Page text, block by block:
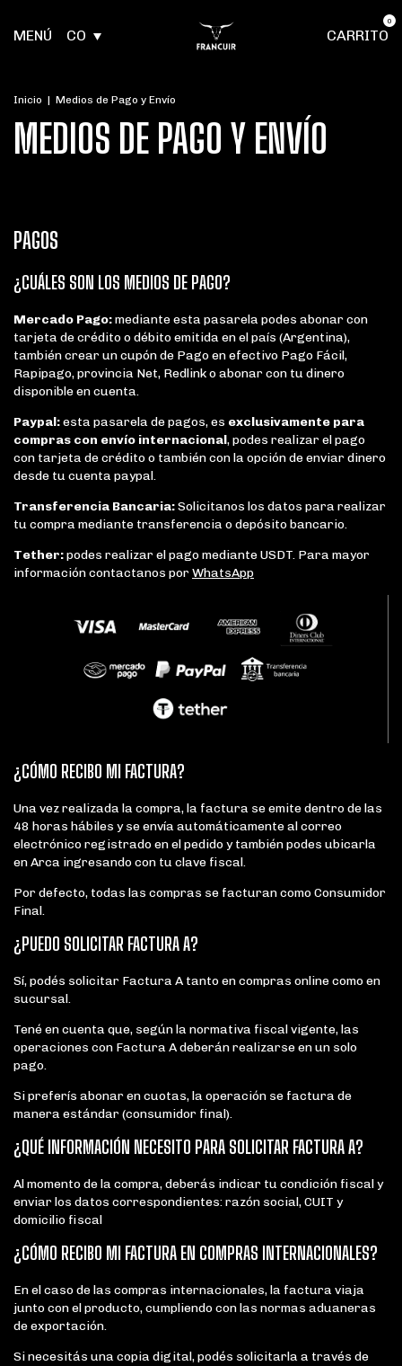
MENÚ CO CARRITO
0
Inicio | Medios de Pago y Envío
MEDIOS DE PAGO Y ENVÍO
PAGOS
¿CUÁLES SON LOS MEDIOS DE PAGO?​
Mercado Pago:mediante esta pasarela podes abonar con
tarjeta de crédito o débito emitida en el país (Argentina),
también crear un cupón de Pago en efectivo Pago Fácil,
Rapipago, provincia Net, Redlink o abonar con tu dinero
disponible en cuenta.
Paypal:esta pasarela de pagos, es exclusivamente para
compras con envío internacional, podes realizar el pago
con tarjeta de crédito o también con la opción de enviar dinero
desde tu cuenta paypal.
Transferencia Bancaria:Solicitanos los datos para realizar
tu compra mediante transferencia o depósito bancario.
Tether:podes realizar el pago mediante USDT. Para mayor
información contactanos porWhatsApp
¿CÓMO RECIBO MI FACTURA?
Una vez realizada la compra, la factura se emite dentro de las
48 horas hábiles y se envía automáticamente al correo
electrónico registrado en el pedido y también podes ubicarla
en Arca ingresando con tu clave fiscal.
Por defecto, todas las compras se facturan como Consumidor
Final.
¿PUEDO SOLICITAR FACTURA A?
Sí, podés solicitar Factura A tanto en compras online como en
sucursal.
Tené en cuenta que, según la normativa fiscal vigente, las
operaciones con Factura A deberán realizarse en un solo
pago.
Si preferís abonar en cuotas, la operación se factura de
manera estándar (consumidor final).
¿QUÉ INFORMACIÓN NECESITO PARA SOLICITAR FACTURA A?
Al momento de la compra, deberás indicar tu condición fiscal y
enviar los datos correspondientes: razón social, CUIT y
domicilio fiscal
¿CÓMO RECIBO MI FACTURA EN COMPRAS INTERNACIONALES?
En el caso de las compras internacionales, la factura viaja
junto con el producto, cumpliendo con las normas aduaneras
de exportación.
Si necesitás una copia digital, podés solicitarla a través de